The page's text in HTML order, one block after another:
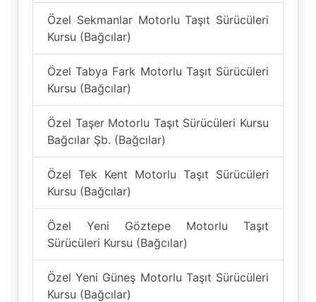
Özel Sekmanlar Motorlu Taşıt Sürücüleri
Kursu (Bağcılar)
Özel Tabya Fark Motorlu Taşıt Sürücüleri
Kursu (Bağcılar)
Özel Taşer Motorlu Taşıt Sürücüleri Kursu
Bağcılar Şb. (Bağcılar)
Özel Tek Kent Motorlu Taşıt Sürücüleri
Kursu (Bağcılar)
Özel Yeni Göztepe Motorlu Taşıt
Sürücüleri Kursu (Bağcılar)
Özel Yeni Güneş Motorlu Taşıt Sürücüleri
Kursu (Bağcılar)